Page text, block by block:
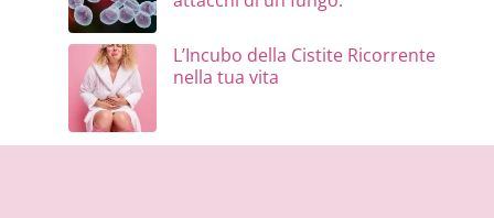
L’Incubo della Cistite Ricorrente
nella tua vita